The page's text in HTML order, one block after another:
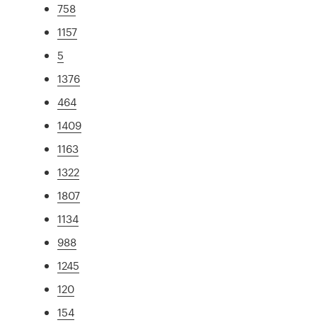
758
1157
5
1376
464
1409
1163
1322
1807
1134
988
1245
120
154